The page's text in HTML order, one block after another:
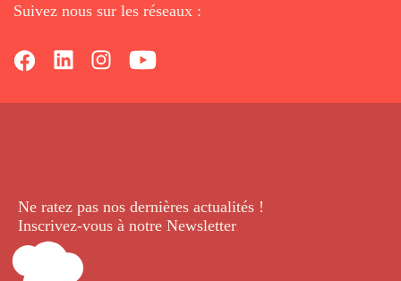
Suivez nous sur les réseaux :
Ne ratez pas nos dernières actualités !
Inscrivez-vous à notre Newsletter.